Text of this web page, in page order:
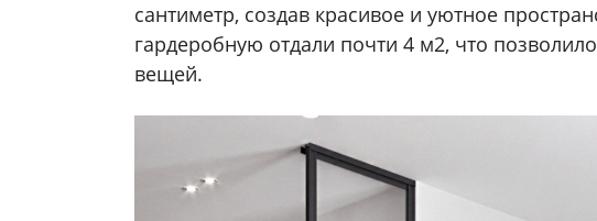
сантиметр, создав красивое и уютное
гардеробную отдали почти 4 м2, что
вещей.